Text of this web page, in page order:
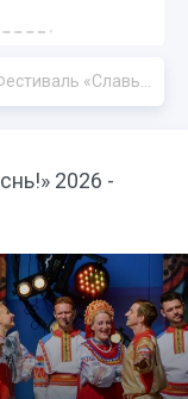
«Славься, боевая песнь!» 2026 - «Фестиваль»
2026 -